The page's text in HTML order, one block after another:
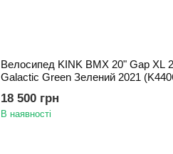
Велосипед KINK BMX 20" Gap XL
Galactic Green Зелений 2021
18 500 грн
В наявності